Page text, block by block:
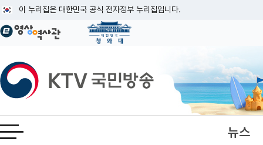
이 누리집은 대한민국 공식 전자정부 누리집입니다.
공식 누리집 주소 확인하기
이밖에 or.kr 또는 .kr등 다른 도메인 주소를 사용하고 있다면 아래 URL에서
운영중인 공식 누리집보기
KTV국민방송
전체메뉴 열기 뉴스
본문